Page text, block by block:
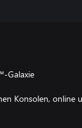
Galaxie
Konsolen, online